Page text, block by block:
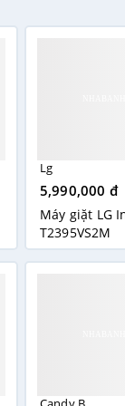
giặt
Lg
5,990,000 đ
Máy giặt LG
T2395VS2M